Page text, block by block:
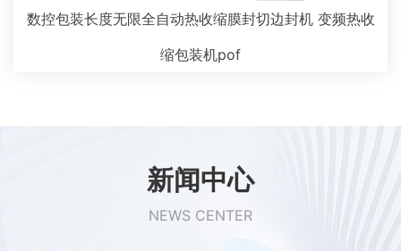
数控包装长度无限全自动热收缩膜封切边封机 变频热收
缩包装机pof
新闻中心
NEWS CENTER